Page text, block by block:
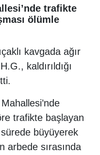
trafikte
ölümle
kavgada ağır
kaldırıldığı
trafikte başlayan
büyüyerek
arbede sırasında